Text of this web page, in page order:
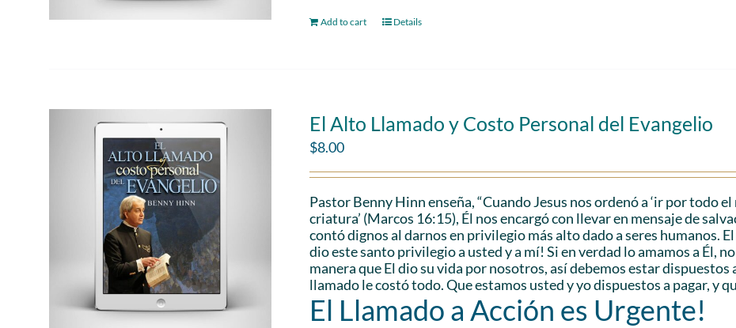
Add to cart Details
El Alto Llamado y Costo Personal del Evangelio
$8.00
Pastor Benny Hinn enseña, “Cuando Jesus nos ordenó a ‘ir por todo
criatura’ (Marcos 16:15), Él nos encargó con llevar en mensaje de
contó dignos al darnos en privilegio más alto dado a seres humanos.
dio este santo privilegio a usted y a mí! Si en verdad lo amamos a Él,
manera que El dio su vida por nosotros, así debemos estar
llamado le costó todo. Que estamos usted y yo dispuestos a pagar, y
El Llamado a Acción es Urgente!